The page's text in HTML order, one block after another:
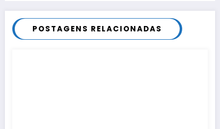
POSTAGENS RELACIONADAS